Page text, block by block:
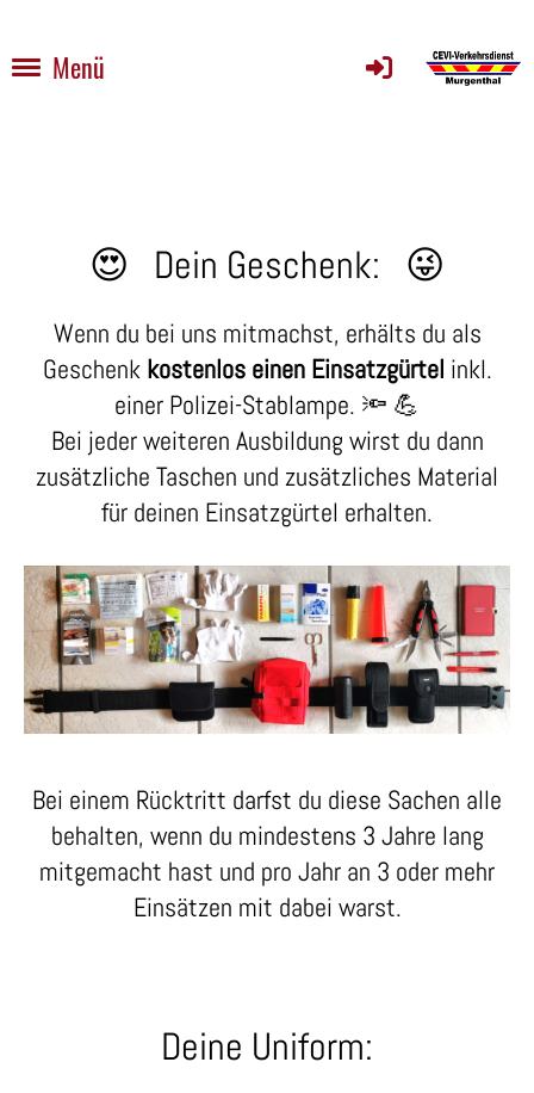
Menü
😍 Dein Geschenk: 😜
Wenn du bei uns mitmachst, erhälts du als
Geschenk kostenlos einen Einsatzgürtel inkl.
einer Polizei-Stablampe. 🔦 💪
Bei jeder weiteren Ausbildung wirst du dann
zusätzliche Taschen und zusätzliches Material
für deinen Einsatzgürtel erhalten.
Bei einem Rücktritt darfst du diese Sachen alle
behalten, wenn du mindestens 3 Jahre lang
mitgemacht hast und pro Jahr an 3 oder mehr
Einsätzen mit dabei warst.
Deine Uniform: